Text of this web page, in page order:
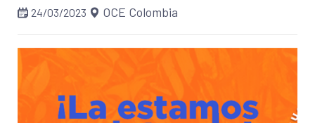
24/03/2023 OCE Colombia